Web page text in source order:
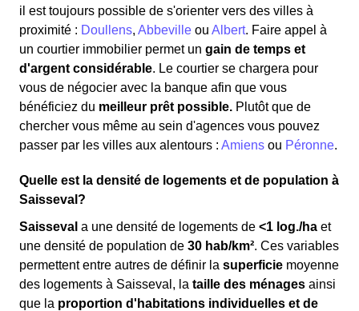
il est toujours possible de s'orienter vers des villes à
proximité : Doullens, Abbeville ou Albert. Faire appel à
un courtier immobilier permet un gain de temps et
d'argent considérable. Le courtier se chargera pour
vous de négocier avec la banque afin que vous
bénéficiez du meilleur prêt possible. Plutôt que de
chercher vous même au sein d'agences vous pouvez
passer par les villes aux alentours : Amiens ou Péronne.
Quelle est la densité de logements et de population à
Saisseval?
Saisseval a une densité de logements de <1 log./ha et
une densité de population de 30 hab/km². Ces variables
permettent entre autres de définir la superficie moyenne
des logements à Saisseval, la taille des ménages ainsi
que la proportion d'habitations individuelles et de